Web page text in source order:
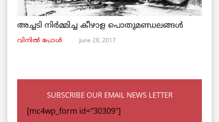
അച്ചടി നിര്‍മ്മിച്ച കീഴാള പൊതുമണ്ഡലങ്ങള്‍
വിനില്‍ പോള്‍ June 28, 2017
SUBSCRIBE OUR EMAIL NEWS LETTER
[mc4wp_form id="30309"]